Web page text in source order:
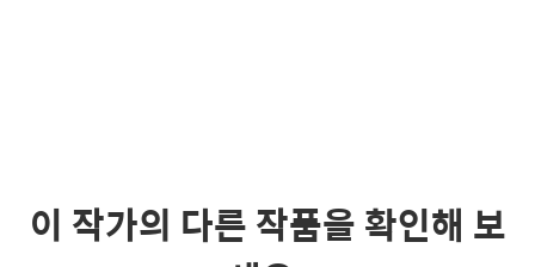
이 작가의 다른 작품을 확인해 보